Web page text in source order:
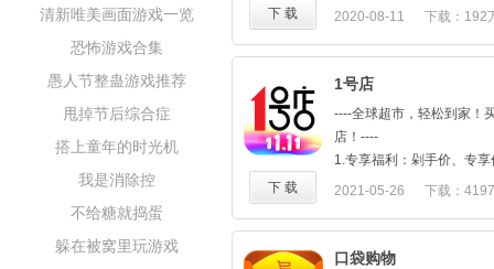
清新唯美画面游戏一览
恐怖游戏合集
愚人节整蛊游戏推荐
甩掉节后综合症
搭上童年的时光机
我是消除控
不给糖就捣蛋
躲在被窝里玩游戏
---京东提供又好又便宜的
好商品、好服务，价格更
-商品好：拥有海量自营商
补贴：全场包邮，大牌限
新品，抢先体验。
-服务好：京东客服，实在
-价格好：京喜自营：超值
低价
购物无忧！穿搭指南，生
2020-08-11 下载：192
下 载
1号店
----全球超市，轻松到家！
店！----
1.专享福利：剁手价、专
款超低价爆品
3.售后无忧：7天无理由退
----1号店全新上路----
2021-05-26 下载：
下 载
口袋购物